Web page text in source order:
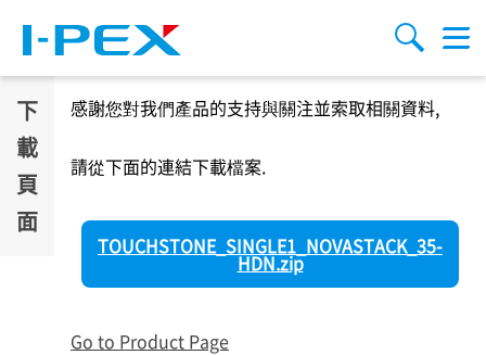
搜索
Menu
下
載
頁
面
感謝您對我們產品的支持與關注並索取相關資料,
請從下面的連結下載檔案.
TOUCHSTONE_SINGLE1_NOVASTACK_35-
HDN.zip
Go to Product Page